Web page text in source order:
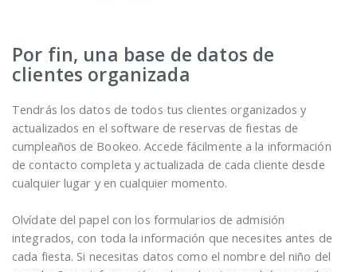
Por fin, una base de datos de
clientes organizada
Tendrás los datos de todos tus clientes organizados y
actualizados en el software de reservas de fiestas de
cumpleaños de Bookeo. Accede fácilmente a la información
de contacto completa y actualizada de cada cliente desde
cualquier lugar y en cualquier momento.
Olvídate del papel con los formularios de admisión
integrados, con toda la información que necesites antes de
cada fiesta. Si necesitas datos como el nombre del niño del